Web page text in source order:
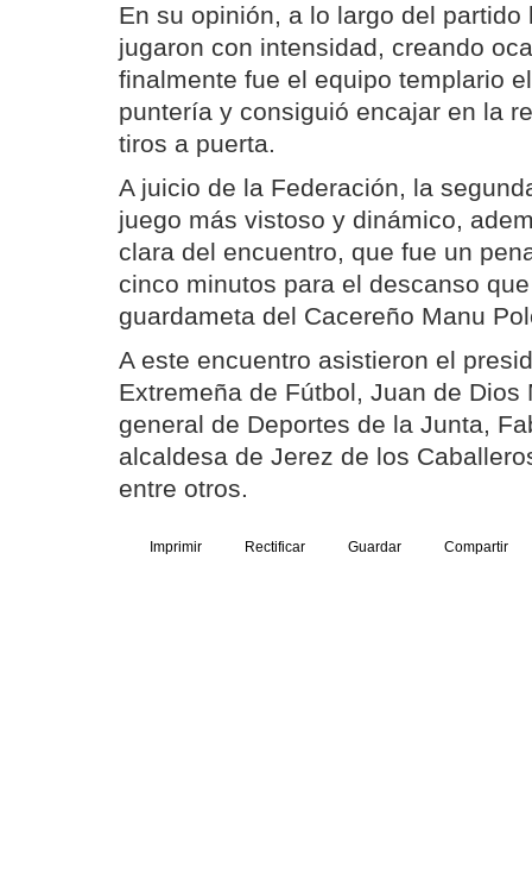
En su opinión, a lo largo del partido
jugaron con intensidad, creando
finalmente fue el equipo templario
puntería y consiguió encajar en la
tiros a puerta.
A juicio de la Federación, la
juego más vistoso y dinámico,
clara del encuentro, que fue un
cinco minutos para el descanso
guardameta del Cacereño Manu
A este encuentro asistieron el
Extremeña de Fútbol, Juan de Dios
general de Deportes de la Junta,
alcaldesa de Jerez de los
entre otros.
Imprimir Rectificar Guardar Compartir